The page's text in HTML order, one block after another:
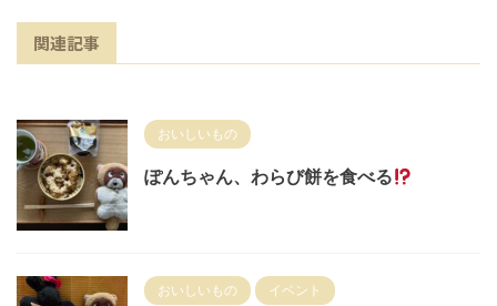
関連記事
おいしいもの
ぽんちゃん、わらび餅を食べる
おいしいもの イベント